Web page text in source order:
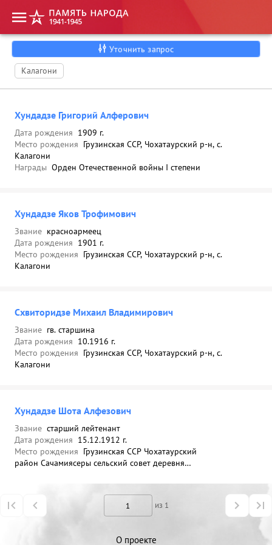
Уточнить запрос
Калагони
Хундадзе Григорий Алферович
Дата рождения 1909 г.
Место рождения Грузинская ССР, Чохатаурский р-н, с.
Калагони
Награды Орден Отечественной войны I степени
Хундадзе Яков Трофимович
Звание красноармеец
Дата рождения 1901 г.
Место рождения Грузинская ССР, Чохатаурский р-н, с.
Калагони
Схвиторидзе Михаил Владимирович
Звание гв. старшина
Дата рождения 10.1916 г.
Место рождения Грузинская ССР, Чохатаурский р-н, с.
Калагони
Хундадзе Шота Алфезович
Звание старший лейтенант
Дата рождения 15.12.1912 г.
Место рождения Грузинская ССР Чохатаурский
район Сачамиясеры сельский совет деревня
из 1
О проекте